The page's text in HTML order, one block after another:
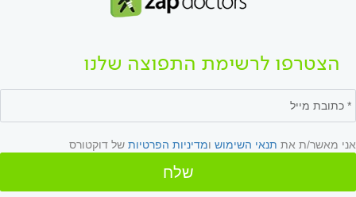
הצטרפו לרשימת התפוצה שלנו
אני מאשר/ת את תנאי השימוש ומדיניות הפרטיות של דוקטורס
שלח